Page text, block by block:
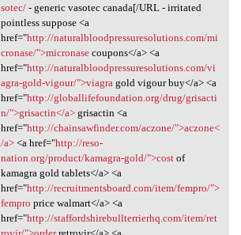
sotec/- generic vasotec canada[/URL - irritated
pointless suppose <a
href="http://naturalbloodpressuresolutions.com/mi
cronase/">micronasecoupons</a> <a
href="http://naturalbloodpressuresolutions.com/vi
agra-gold-vigour/">viagragold vigour buy</a> <a
href="http://globallifefoundation.org/drug/grisacti
n/">grisactin</a>grisactin <a
href="http://chainsawfinder.com/aczone/">aczone<
/a><a href="http://reso-
nation.org/product/kamagra-gold/">costof
kamagra gold tablets</a> <a
href="http://recruitmentsboard.com/item/fempro/">
fempro price walmart</a> <a
href="http://staffordshirebullterrierhq.com/item/ret